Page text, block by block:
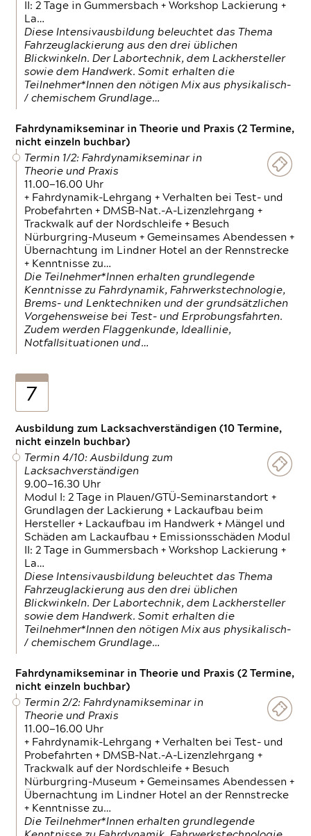
II: 2 Tage in Gummersbach + Workshop Lackierung +
La…
Diese Intensivausbildung beleuchtet das Thema
Fahrzeuglackierung aus den drei üblichen
Blickwinkeln. Der Labortechnik, dem Lackhersteller
sowie dem Handwerk. Somit erhalten die
Teilnehmer*Innen den nötigen Mix aus physikalisch-
/ chemischem Grundlage…
Fahrdynamikseminar in Theorie und Praxis (2 Termine,
nicht einzeln buchbar)
Termin 1/2: Fahrdynamikseminar in
Theorie und Praxis
11.00—16.00 Uhr
+ Fahrdynamik-Lehrgang + Verhalten bei Test- und
Probefahrten + DMSB-Nat.-A-Lizenzlehrgang +
Trackwalk auf der Nordschleife + Besuch
Nürburgring-Museum + Gemeinsames Abendessen +
Übernachtung im Lindner Hotel an der Rennstrecke
+ Kenntnisse zu…
Die Teilnehmer*Innen erhalten grundlegende
Kenntnisse zu Fahrdynamik, Fahrwerkstechnologie,
Brems- und Lenktechniken und der grundsätzlichen
Vorgehensweise bei Test- und Erprobungsfahrten.
Zudem werden Flaggenkunde, Ideallinie,
Notfallsituationen und…
7
Ausbildung zum Lacksachverständigen (10 Termine,
nicht einzeln buchbar)
Termin 4/10: Ausbildung zum
Lacksachverständigen
9.00—16.30 Uhr
Modul I: 2 Tage in Plauen/GTÜ-Seminarstandort +
Grundlagen der Lackierung + Lackaufbau beim
Hersteller + Lackaufbau im Handwerk + Mängel und
Schäden am Lackaufbau + Emissionsschäden Modul
II: 2 Tage in Gummersbach + Workshop Lackierung +
La…
Diese Intensivausbildung beleuchtet das Thema
Fahrzeuglackierung aus den drei üblichen
Blickwinkeln. Der Labortechnik, dem Lackhersteller
sowie dem Handwerk. Somit erhalten die
Teilnehmer*Innen den nötigen Mix aus physikalisch-
/ chemischem Grundlage…
Fahrdynamikseminar in Theorie und Praxis (2 Termine,
nicht einzeln buchbar)
Termin 2/2: Fahrdynamikseminar in
Theorie und Praxis
11.00—16.00 Uhr
+ Fahrdynamik-Lehrgang + Verhalten bei Test- und
Probefahrten + DMSB-Nat.-A-Lizenzlehrgang +
Trackwalk auf der Nordschleife + Besuch
Nürburgring-Museum + Gemeinsames Abendessen +
Übernachtung im Lindner Hotel an der Rennstrecke
+ Kenntnisse zu…
Die Teilnehmer*Innen erhalten grundlegende